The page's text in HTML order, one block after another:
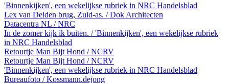
'Binnenkijken', een wekelijkse rubriek in NRC Handelsblad
Lex van Delden brug, Zuid-as. / Dok Architecten
Datacentra NL / NRC
In de zomer kijk ik buiten. / 'Binnenkijken', een wekelijkse rubriek
in NRC Handelsblad
Retourtje Man Bijt Hond / NCRV
Retourtje Man Bijt Hond / NCRV
'Binnenkijken', een wekelijkse rubriek in NRC Handelsblad
Bureaufoto / Kossmann.dejong